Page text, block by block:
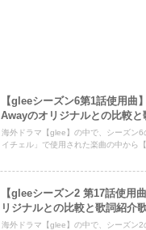
【gleeシーズン6第1話使用
Awayのオリジナルとの比較と
海外ドラマ【glee】の中で、シーズン
イチェル」で使用された楽曲の中から【
【gleeシーズン2 第17話使用
リジナルとの比較と歌詞紹介
海外ドラマ【glee】の中で、シーズン